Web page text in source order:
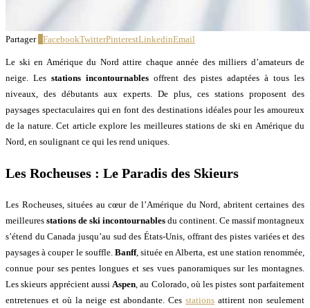
Partager FacebookTwitterPinterestLinkedinEmail
Le ski en Amérique du Nord attire chaque année des milliers d’amateurs de
neige. Les stations incontournables offrent des pistes adaptées à tous les
niveaux, des débutants aux experts. De plus, ces stations proposent des
paysages spectaculaires qui en font des destinations idéales pour les amoureux
de la nature. Cet article explore les meilleures stations de ski en Amérique du
Nord, en soulignant ce qui les rend uniques.
Les Rocheuses : Le Paradis des Skieurs
Les Rocheuses, situées au cœur de l’Amérique du Nord, abritent certaines des
meilleures stations de ski incontournables du continent. Ce massif montagneux
s’étend du Canada jusqu’au sud des États-Unis, offrant des pistes variées et des
paysages à couper le souffle. Banff, située en Alberta, est une station renommée,
connue pour ses pentes longues et ses vues panoramiques sur les montagnes.
Les skieurs apprécient aussi Aspen , au Colorado, où les pistes sont parfaitement
entretenues et où la neige est abondante. Cesstations attirent non seulement